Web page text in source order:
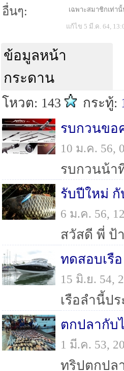
อื่นๆ: เฉพาะสมาชิกเท่า
แก้ไข 5 มี.ค. 64,
ข้อมูลหน้า
กระดาน
โหวต: 143 กระทู้:
รบกวนขอ
10 ม.ค. 56,
รับปีใหม่
6 ม.ค. 56,
ทดสอบเรื
15 มิ.ย. 54,
ตกปลากับ
1 มี.ค. 53,